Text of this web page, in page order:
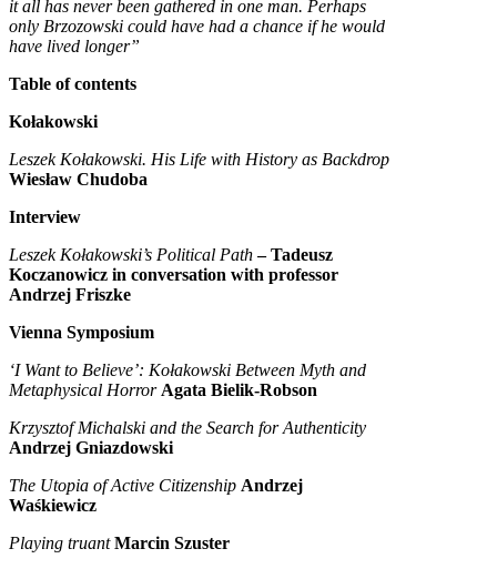
it all has never been gathered in one man. Perhaps
only Brzozowski could have had a chance if he would
have lived longer”
Table of contents
Kołakowski
Leszek Kołakowski. His Life with History as Backdrop
Wiesław Chudoba
Interview
Leszek Kołakowski’s Political Path – Tadeusz
Koczanowicz in conversation with professor
Andrzej Friszke
Vienna Symposium
‘I Want to Believe’: Kołakowski Between Myth and
Metaphysical Horror Agata Bielik-Robson
Krzysztof Michalski and the Search for Authenticity
Andrzej Gniazdowski
The Utopia of Active Citizenship Andrzej
Waśkiewicz
Playing truant Marcin Szuster